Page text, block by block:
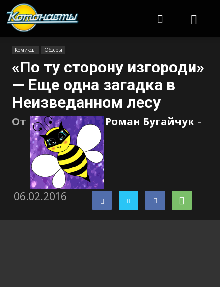
Комиксы Обзоры
«По ту сторону изгороди»
— Еще одна загадка в
Неизведанном лесу
От Роман Бугайчук -
06.02.2016